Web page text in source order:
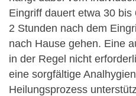
Eingriff dauert etwa 30
2 Stunden nach dem
nach Hause gehen. Eine
in der Regel nicht
eine sorgfältige
Heilungsprozess